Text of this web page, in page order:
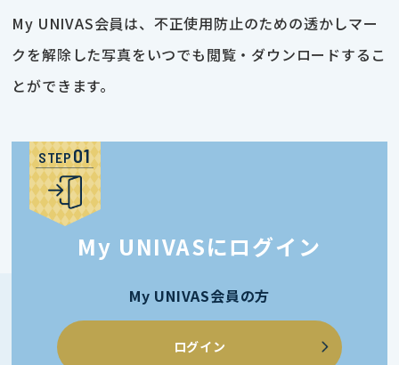
My UNIVAS会員は、不正使用防止のための透かしマー
クを解除した写真をいつでも閲覧・ダウンロードするこ
とができます。
STEP
My UNIVASにログイン
My UNIVAS会員の方
ログイン